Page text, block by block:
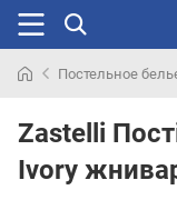
раньше
Постельное
Zastelli
Ivory